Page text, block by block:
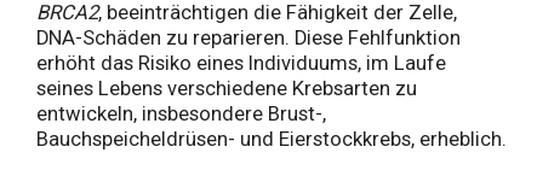
BRCA2, beeinträchtigen die Fähigkeit der Zelle,
DNA-Schäden zu reparieren. Diese Fehlfunktion
erhöht das Risiko eines Individuums, im Laufe
seines Lebens verschiedene Krebsarten zu
entwickeln, insbesondere Brust-,
Bauchspeicheldrüsen- und Eierstockkrebs, erheblich.